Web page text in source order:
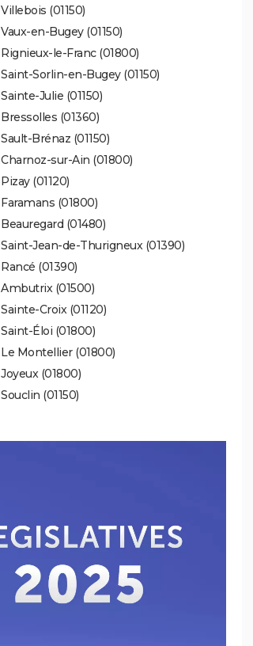
Villebois (01150)
Vaux-en-Bugey (01150)
Rignieux-le-Franc (01800)
Saint-Sorlin-en-Bugey (01150)
Sainte-Julie (01150)
Bressolles (01360)
Sault-Brénaz (01150)
Charnoz-sur-Ain (01800)
Pizay (01120)
Faramans (01800)
Beauregard (01480)
Saint-Jean-de-Thurigneux (01390)
Rancé (01390)
Ambutrix (01500)
Sainte-Croix (01120)
Saint-Éloi (01800)
Le Montellier (01800)
Joyeux (01800)
Souclin (01150)